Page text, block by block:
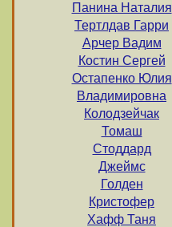
Панина Наталия
Тертлдав Гарри
Арчер Вадим
Костин Сергей
Остапенко Юлия
Владимировна
Колодзейчак
Томаш
Стоддард
Джеймс
Голден
Кристофер
Хафф Таня